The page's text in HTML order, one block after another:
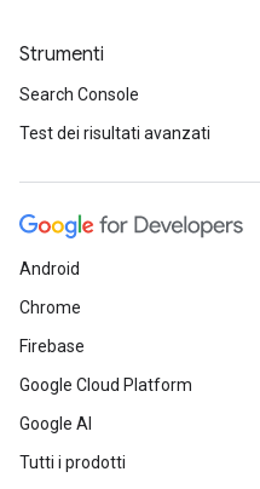
Strumenti
Search Console
Test dei risultati avanzati
Android
Chrome
Firebase
Google Cloud Platform
Google AI
Tutti i prodotti